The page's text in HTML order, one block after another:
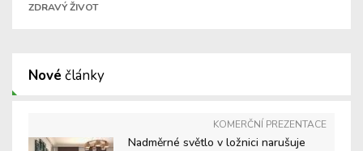
ZDRAVÝ ŽIVOT
Nové články
KOMERČNÍ PREZENTACE
Nadměrné světlo v ložnici narušuje